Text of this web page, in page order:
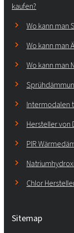
kaufen?
Wo kann man
Wo kann man
Wo kann man
Intermodalen
Hersteller von
PIR
Chlor
Sitemap